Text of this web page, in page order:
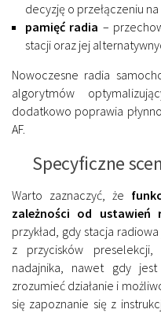
decyzję o przełączeniu na
pamięć radia –
stacji oraz jej
Nowoczesne radia
algorytmów
dodatkowo poprawia
AF.
Specyficzne
Warto zaznaczyć, że
zależności od ustawień
przykład, gdy stacja
z przycisków
nadajnika, nawet gdy
zrozumieć działanie i
się zapoznanie się z